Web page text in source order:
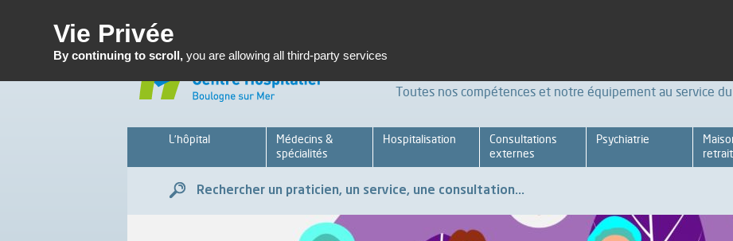
Toutes nos compétences et notre équipement au service
L’hôpital
Médecins &
spécialités
Hospitalisation
Consultations
externes
Psychiatrie
Rechercher un praticien, un service, une consultation...
Vie Privée
By continuing to scroll, you are allowing all third-party services